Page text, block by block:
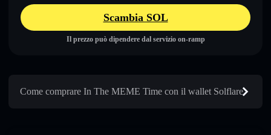
Scambia SOL
Il prezzo può dipendere dal servizio on-ramp
Come comprare In The MEME Time con il wallet Solflare